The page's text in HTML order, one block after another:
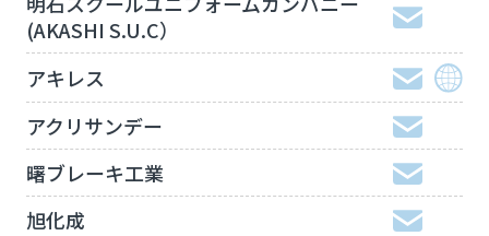
(AKASHI S.U.C）
アキレス
アクリサンデー
曙ブレーキ工業
旭化成